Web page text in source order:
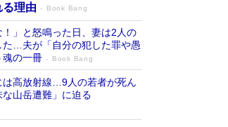
る理由
Book Bang
！」と怒鳴った日、妻は2人の
た…夫が「自分の犯した罪や愚
魂の一冊
Book Bang
は高放射線…9人の若者が死ん
山岳遭難」に迫る